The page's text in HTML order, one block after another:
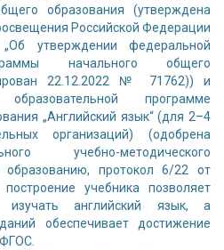
образования (утверждена
Российской Федерации
утверждении федеральной
начального общего
22.12.2022 № 71762)) и
программе
„Английский язык“ (для 2–4
организаций) (одобрена
учебно-методического
протокол 6/22 от
учебника позволяет
английский язык, а
обеспечивает достижение